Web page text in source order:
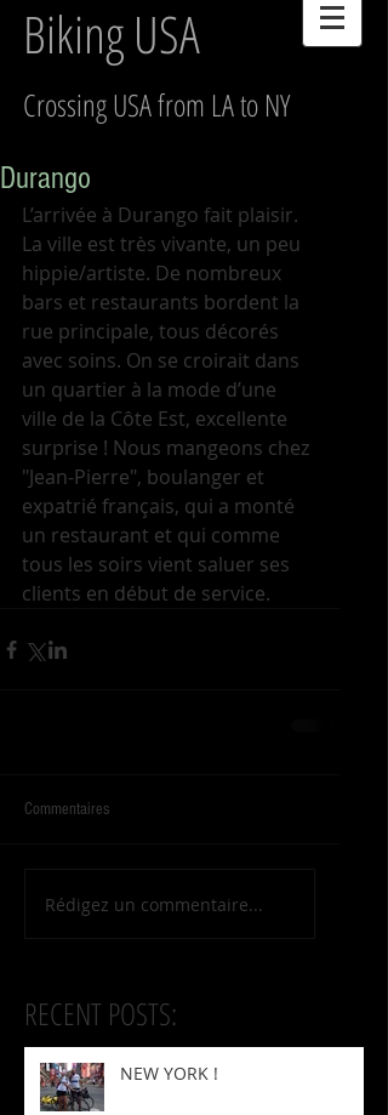
Biking USA
Crossing USA from LA to NY
RECENT POSTS:
Durango
L’arrivée à Durango fait plaisir.
La ville est très vivante, un peu
hippie/artiste. De nombreux
bars et restaurants bordent la
rue principale, tous décorés
avec soins. On se croirait dans
un quartier à la mode d’une
ville de la Côte Est, excellente
surprise ! Nous mangeons chez
"Jean-Pierre", boulanger et
expatrié français, qui a monté
un restaurant et qui comme
tous les soirs vient saluer ses
clients en début de service.
Commentaires
Rédigez un commentaire...
NEW YORK !